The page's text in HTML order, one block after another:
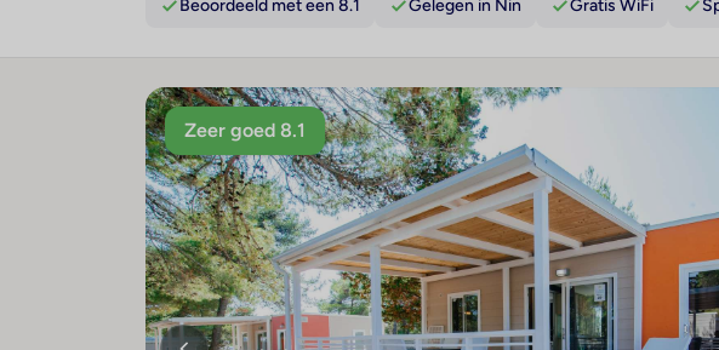
Beoordeeld met een 8.1 Gelegen in Nin Gratis WiFi
Zeer goed 8.1